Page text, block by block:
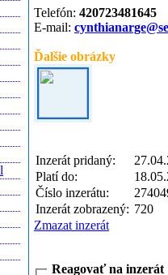
Telefón: 420723481645
E-mail:
Ďalšie obrázky
Inzerát pridaný:
Platí do:
Číslo inzerátu:
Inzerát zobrazený: 720
Zmazat inzerát
Reagovať na inzerát